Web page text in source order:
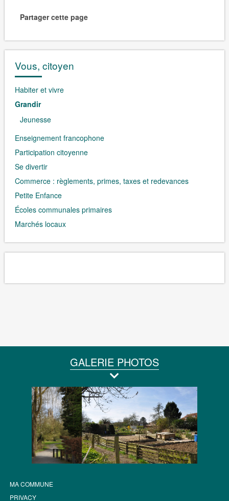
Partager cette page
Vous, citoyen
Habiter et vivre
Grandir
Jeunesse
Enseignement francophone
Participation citoyenne
Se divertir
Commerce : règlements, primes, taxes et redevances
Petite Enfance
Écoles communales primaires
Marchés locaux
GALERIE PHOTOS
MA COMMUNE
PRIVACY